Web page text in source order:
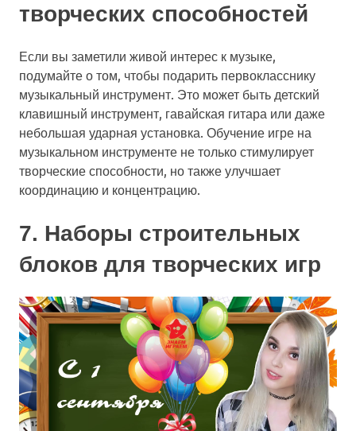
творческих способностей
Если вы заметили живой интерес к музыке,
подумайте о том, чтобы подарить первокласснику
музыкальный инструмент. Это может быть детский
клавишный инструмент, гавайская гитара или даже
небольшая ударная установка. Обучение игре на
музыкальном инструменте не только стимулирует
творческие способности, но также улучшает
координацию и концентрацию.
7. Наборы строительных
блоков для творческих игр